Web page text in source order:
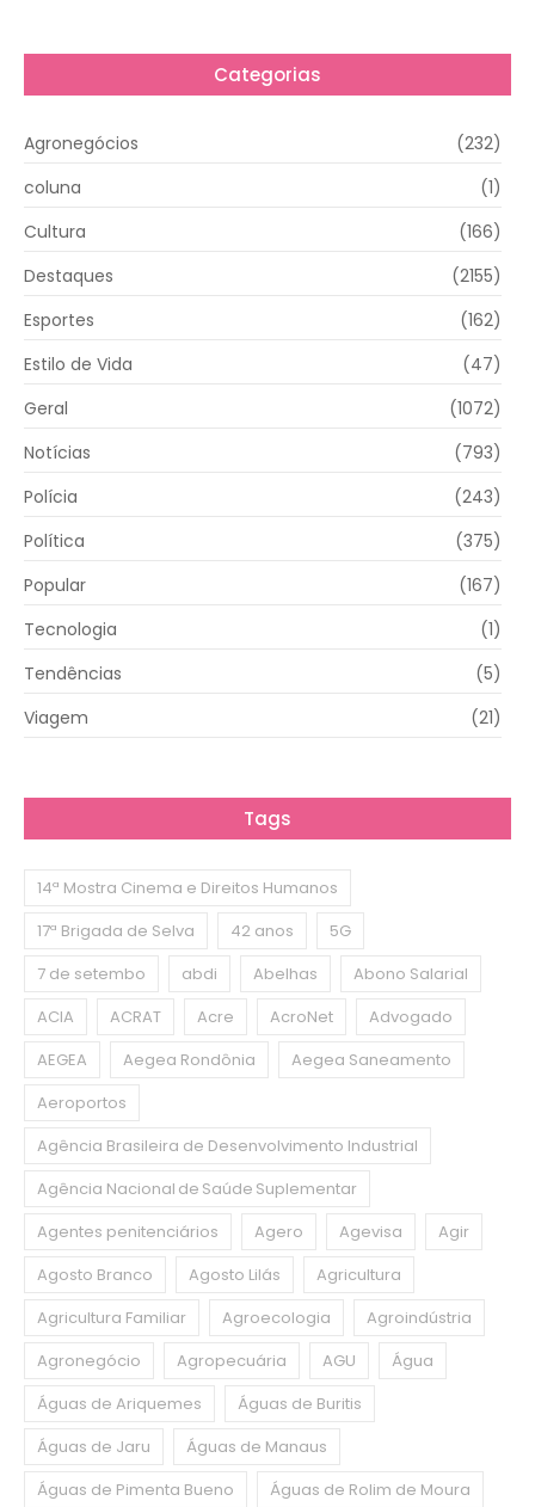
Categorias
Agronegócios
(232)
coluna
(1)
Cultura
(166)
Destaques
(2155)
Esportes
(162)
Estilo de Vida
(47)
Geral
(1072)
Notícias
(793)
Polícia
(243)
Política
(375)
Popular
(167)
Tecnologia
(1)
Tendências
(5)
Viagem
(21)
Tags
14ª Mostra Cinema e Direitos Humanos
17ª Brigada de Selva
42 anos
5G
7 de setembo
abdi Abelhas
Abono Salarial
ACIA
ACRAT Acre AcroNet
Advogado
AEGEA
Aegea Rondônia
Aegea Saneamento
Aeroportos
Agência Brasileira de Desenvolvimento Industrial
Agência Nacional de Saúde Suplementar
Agentes penitenciários
Agero Agevisa
Agir
Agosto Branco
Agosto Lilás
Agricultura
Agricultura Familiar
Agroecologia
Agroindústria
Agronegócio
Agropecuária AGU
Água
Águas de Ariquemes
Águas de Buritis
Águas de Jaru
Águas de Manaus
Águas de Pimenta Bueno
Águas de Rolim de Moura